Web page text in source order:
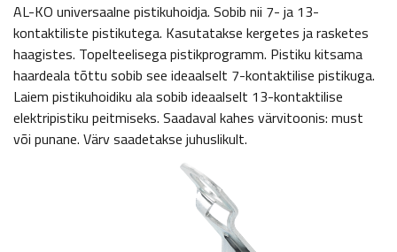
AL-KO universaalne pistikuhoidja. Sobib nii 7- ja 13-
kontaktiliste pistikutega. Kasutatakse kergetes ja rasketes
haagistes. Topelteelisega pistikprogramm. Pistiku kitsama
haardeala tõttu sobib see ideaalselt 7-kontaktilise pistikuga.
Laiem pistikuhoidiku ala sobib ideaalselt 13-kontaktilise
elektripistiku peitmiseks. Saadaval kahes värvitoonis: must
või punane. Värv saadetakse juhuslikult.